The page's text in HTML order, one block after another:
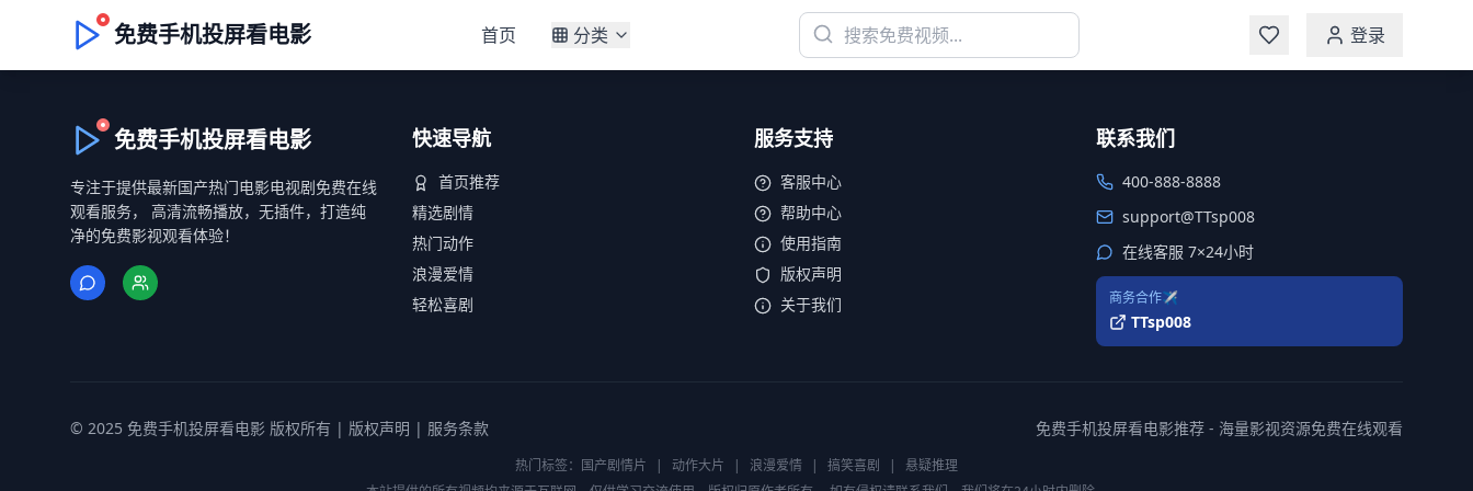
免费手机投屏看电影 首页 分类 登录
免费手机投屏看电影
专注于提供最新国产热门电影电视剧免费在线
观看服务， 高清流畅播放，无插件，打造纯
净的免费影视观看体验！
快速导航
首页推荐
精选剧情
热门动作
浪漫爱情
轻松喜剧
服务支持
客服中心
帮助中心
使用指南
版权声明
关于我们
联系我们
400-888-8888
support@TTsp008
在线客服 7×24小时
商务合作✈️
TTsp008
© 2025 免费手机投屏看电影 版权所有 | 版权声明 | 服务条款 免费手机投屏看电影推荐 - 海量影视资源免费在线观看
热门标签： 国产剧情片 | 动作大片 | 浪漫爱情 | 搞笑喜剧 |
悬疑推理